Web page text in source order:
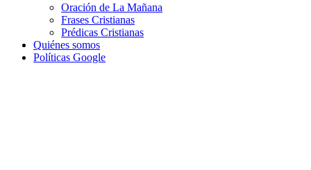
Oración de La Mañana
Frases Cristianas
Prédicas Cristianas
Quiénes somos
Políticas Google